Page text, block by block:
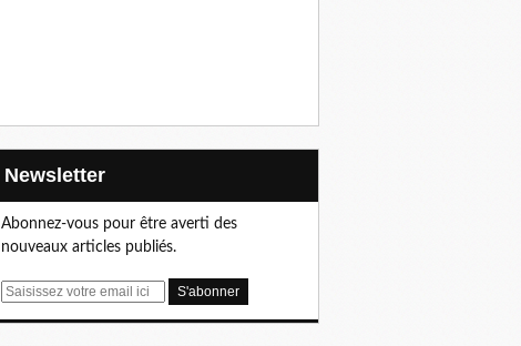
Newsletter
Abonnez-vous pour être averti des
nouveaux articles publiés.
E